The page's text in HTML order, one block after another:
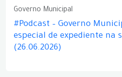
Governo Municipal
#Podcast – Governo
especial de expediente na
(26.06.2026)